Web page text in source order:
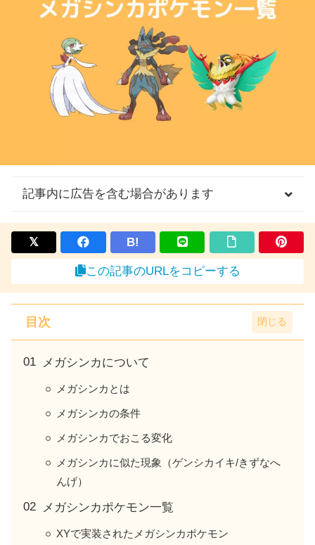
記事内に広告を含む場合があります
B!
この記事のURLをコピーする
目次
メガシンカについて
メガシンカとは
メガシンカの条件
メガシンカでおこる変化
メガシンカに似た現象（ゲンシカイキ/きずなへ
んげ）
メガシンカポケモン一覧
XYで実装されたメガシンカポケモン